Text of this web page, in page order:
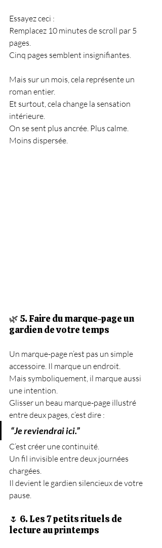
Essayez ceci :
Remplacez 10 minutes de scroll par 5
pages.
Cinq pages semblent insignifiantes.
Mais sur un mois, cela représente un
roman entier.
Et surtout, cela change la sensation
intérieure.
On se sent plus ancrée. Plus calme.
Moins dispersée.
🌿 5. Faire du marque-page un
gardien de votre temps
Un marque-page n’est pas un simple
accessoire. Il marque un endroit.
Mais symboliquement, il marque aussi
une intention.
Glisser un beau marque-page illustré
entre deux pages, c’est dire :
“Je reviendrai ici.”
C’est créer une continuité.
Un fil invisible entre deux journées
chargées.
Il devient le gardien silencieux de votre
pause.
🌷 6. Les 7 petits rituels de
lecture au printemps